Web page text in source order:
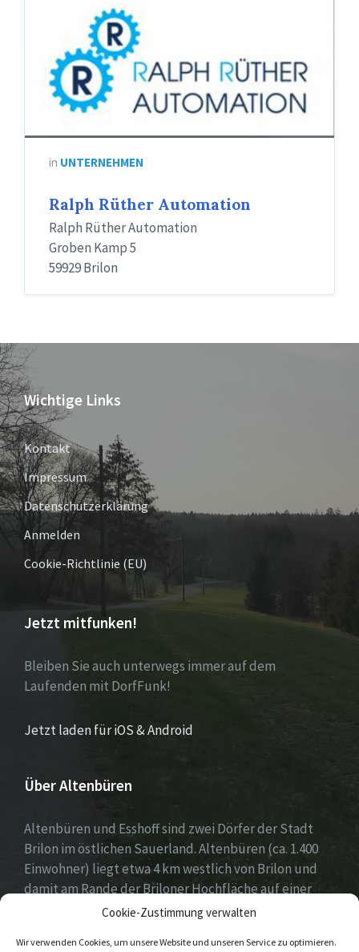
Cookie-Zustimmung verwalten
Wir verwenden Cookies, um unsere Website und unseren Service zu optimieren.
in UNTERNEHMEN
Ralph Rüther Automation
Ralph Rüther Automation
Groben Kamp 5
59929 Brilon
Wichtige Links
Kontakt
Impressum
Datenschutzerklärung
Anmelden
Cookie-Richtlinie (EU)
Jetzt mitfunken!
Bleiben Sie auch unterwegs immer auf dem
Laufenden mit DorfFunk!
Jetzt laden für iOS & Android
Über Altenbüren
Altenbüren und Esshoff sind zwei Dörfer der Stadt
Brilon im östlichen Sauerland. Altenbüren (ca. 1.400
Einwohner) liegt etwa 4 km westlich von Brilon und
damit am Rande der Briloner Hochfläche auf einer
Höhe von etwa 464 m ü. NN. Esshoff (ca. 80 Einwohner)
Stadt Brilon und liegt 3 km nordwestlich von